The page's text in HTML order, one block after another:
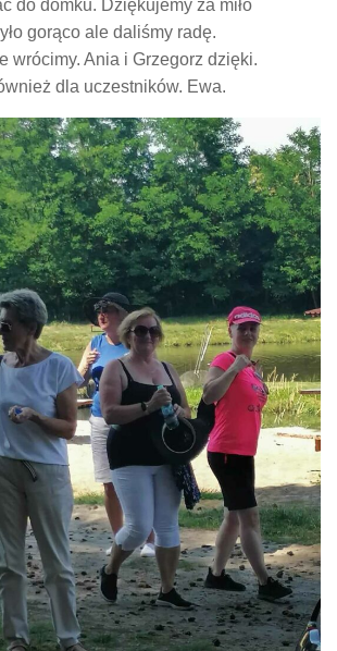
do domku. Dziękujemy za miło
gorąco ale daliśmy radę.
wrócimy. Ania i Grzegorz dzięki.
dla uczestników. Ewa.